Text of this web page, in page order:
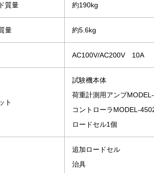
質量 約190kg
量 約5.6kg
AC100V/AC200V 10A
ト
試験機本体
荷重計測用アンプ
コントローラMODEL-
ロードセル1個
追加ロードセル
治具